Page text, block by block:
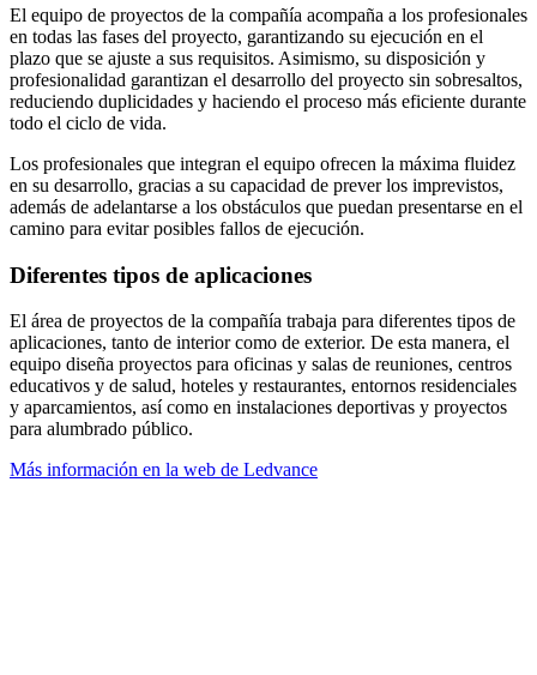
El equipo de proyectos de la compañía acompaña a los profesionales
en todas las fases del proyecto, garantizando su ejecución en el
plazo que se ajuste a sus requisitos. Asimismo, su disposición y
profesionalidad garantizan el desarrollo del proyecto sin sobresaltos,
reduciendo duplicidades y haciendo el proceso más eficiente durante
todo el ciclo de vida.
Los profesionales que integran el equipo ofrecen la máxima fluidez
en su desarrollo, gracias a su capacidad de prever los imprevistos,
además de adelantarse a los obstáculos que puedan presentarse en el
camino para evitar posibles fallos de ejecución.
Diferentes tipos de aplicaciones
El área de proyectos de la compañía trabaja para diferentes tipos de
aplicaciones, tanto de interior como de exterior. De esta manera, el
equipo diseña proyectos para oficinas y salas de reuniones, centros
educativos y de salud, hoteles y restaurantes, entornos residenciales
y aparcamientos, así como en instalaciones deportivas y proyectos
para alumbrado público.
Más información en la web de Ledvance